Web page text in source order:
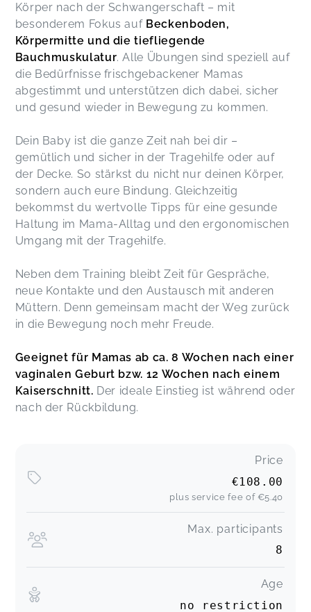
Körper nach der Schwangerschaft – mit
besonderem Fokus auf Beckenboden,
Körpermitte und die tiefliegende
Bauchmuskulatur. Alle Übungen sind speziell auf
die Bedürfnisse frischgebackener Mamas
abgestimmt und unterstützen dich dabei, sicher
und gesund wieder in Bewegung zu kommen.
Dein Baby ist die ganze Zeit nah bei dir –
gemütlich und sicher in der Tragehilfe oder auf
der Decke. So stärkst du nicht nur deinen Körper,
sondern auch eure Bindung. Gleichzeitig
bekommst du wertvolle Tipps für eine gesunde
Haltung im Mama-Alltag und den ergonomischen
Umgang mit der Tragehilfe.
Neben dem Training bleibt Zeit für Gespräche,
neue Kontakte und den Austausch mit anderen
Müttern. Denn gemeinsam macht der Weg zurück
in die Bewegung noch mehr Freude.
Geeignet für Mamas ab ca. 8 Wochen nach einer
vaginalen Geburt bzw. 12 Wochen nach einem
Kaiserschnitt. Der ideale Einstieg ist während oder
nach der Rückbildung.
Price
€108.00
plus service fee of €5.40
Max. participants
8
Age
no restriction